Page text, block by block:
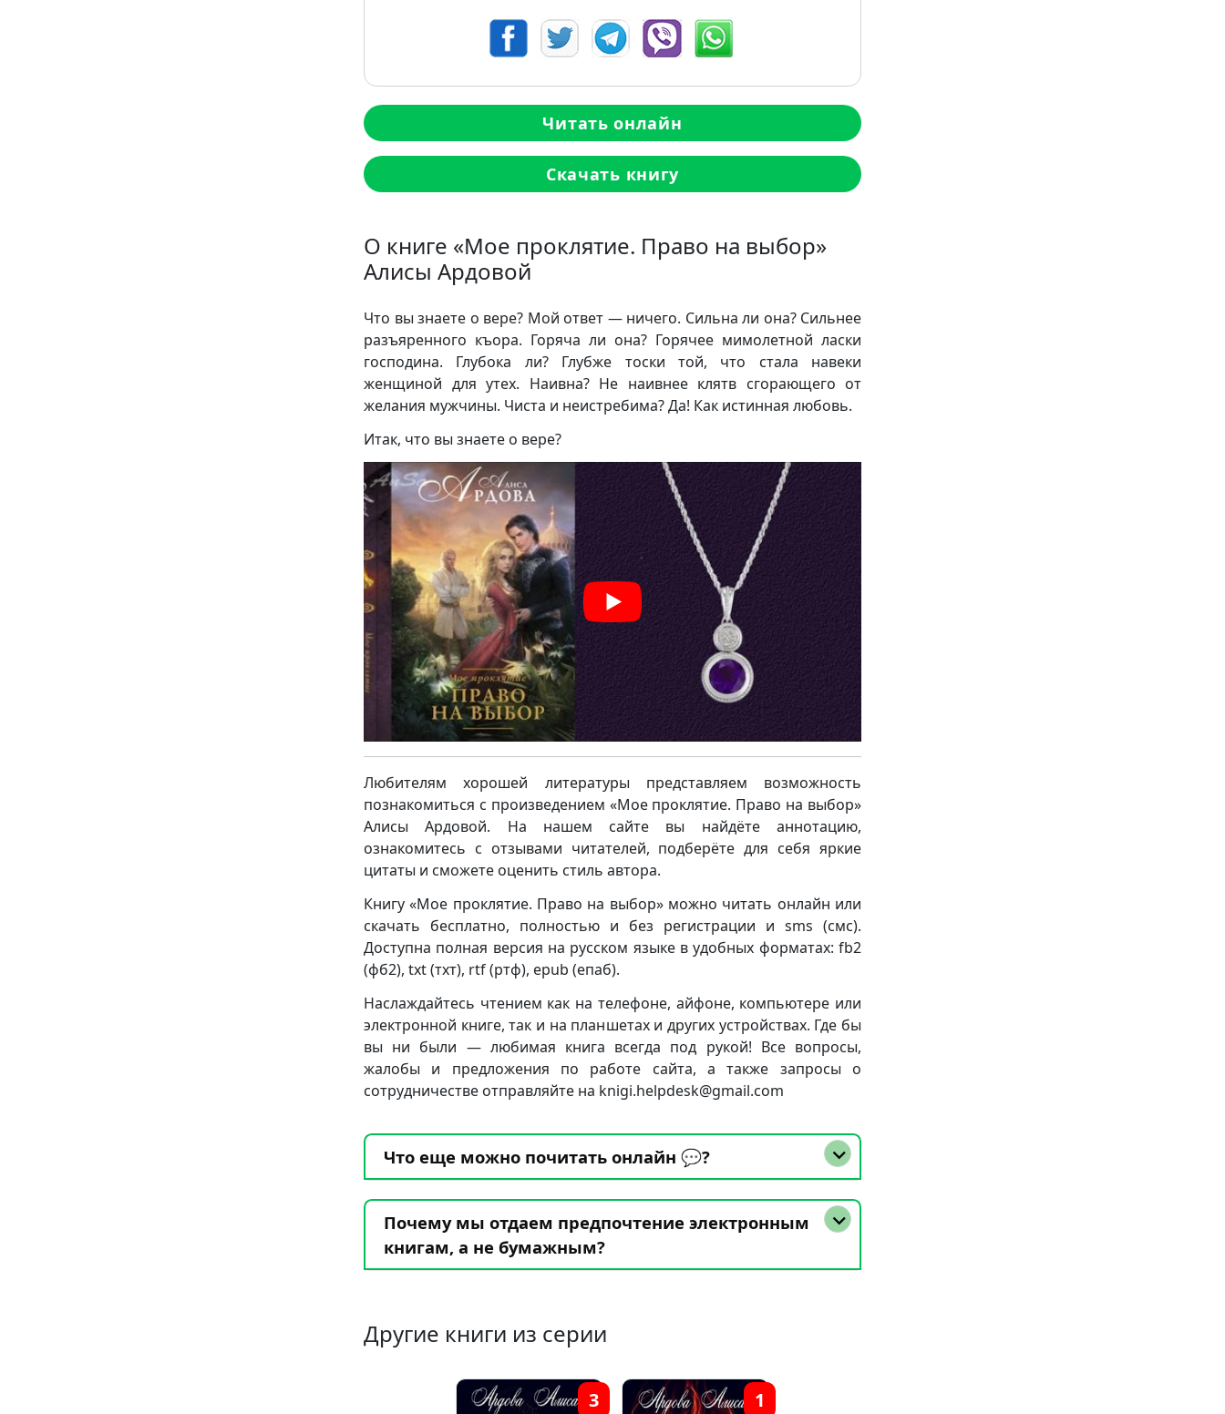
Читать онлайн
Скачать книгу
О книге «Мое проклятие. Право на выбор»
Алисы Ардовой
Что вы знаете о вере? Мой ответ — ничего. Сильна ли она? Сильнее
разъяренного къора. Горяча ли она? Горячее мимолетной ласки
господина. Глубока ли? Глубже тоски той, что стала навеки
женщиной для утех. Наивна? Не наивнее клятв сгорающего от
желания мужчины. Чиста и неистребима? Да! Как истинная любовь.
Итак, что вы знаете о вере?
Любителям хорошей литературы представляем возможность
познакомиться с произведением «Мое проклятие. Право на выбор»
Алисы Ардовой. На нашем сайте вы найдёте аннотацию,
ознакомитесь с отзывами читателей, подберёте для себя яркие
цитаты и сможете оценить стиль автора.
Книгу «Мое проклятие. Право на выбор» можно читать онлайн или
скачать бесплатно, полностью и без регистрации и sms (смс).
Доступна полная версия на русском языке в удобных форматах: fb2
(фб2), txt (тхт), rtf (ртф), epub (епаб).
Наслаждайтесь чтением как на телефоне, айфоне, компьютере или
электронной книге, так и на планшетах и других устройствах. Где бы
вы ни были — любимая книга всегда под рукой! Все вопросы,
жалобы и предложения по работе сайта, а также запросы о
сотрудничестве отправляйте на knigi.helpdesk@gmail.com
Что еще можно почитать онлайн 💬?
Почему мы отдаем предпочтение электронным
книгам, а не бумажным?
Другие книги из серии
3 1